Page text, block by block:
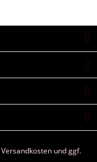
Versandkosten und ggf.